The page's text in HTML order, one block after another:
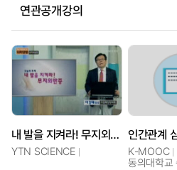
연관공개강의
내 발을 지켜라! 무지외반증
YTN SCIENCE
인간관계
K-MOOC
동의대학교